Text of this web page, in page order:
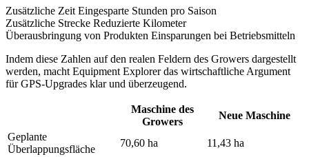
Zusätzliche Zeit Eingesparte Stunden pro Saison
Zusätzliche Strecke Reduzierte Kilometer
Überausbringung von Produkten Einsparungen bei Betriebsmitteln
Indem diese Zahlen auf den realen Feldern des Growers dargestellt
werden, macht Equipment Explorer das wirtschaftliche Argument
für GPS-Upgrades klar und überzeugend.
Maschine des
Growers
Neue Maschine
Geplante
Überlappungsfläche
70,60 ha
11,43 ha